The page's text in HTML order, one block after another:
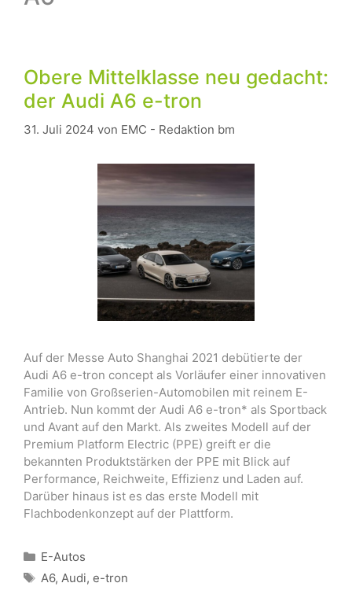
Obere Mittelklasse neu gedacht:
der Audi A6 e-tron
31. Juli 2024 von EMC - Redaktion bm
Auf der Messe Auto Shanghai 2021 debütierte der
Audi A6 e-tron concept als Vorläufer einer innovativen
Familie von Großserien-Automobilen mit reinem E-
Antrieb. Nun kommt der Audi A6 e-tron* als Sportback
und Avant auf den Markt. Als zweites Modell auf der
Premium Platform Electric (PPE) greift er die
bekannten Produktstärken der PPE mit Blick auf
Performance, Reichweite, Effizienz und Laden auf.
Darüber hinaus ist es das erste Modell mit
Flachbodenkonzept auf der Plattform.
Kategorien
E-Autos
Schlagwörter
A6, Audi, e-tron